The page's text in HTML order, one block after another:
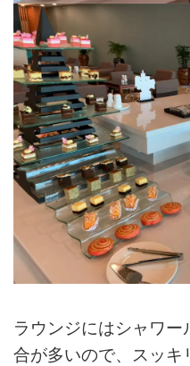
ラウンジにはシャワ
合が多いので、スッキ